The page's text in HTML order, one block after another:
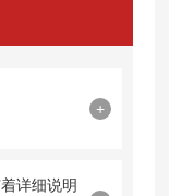
+
详细说明